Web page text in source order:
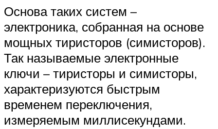
Основа таких систем –
электроника, собранная на основе
мощных тиристоров (симисторов).
Так называемые электронные
ключи – тиристоры и симисторы,
характеризуются быстрым
временем переключения,
измеряемым миллисекундами.